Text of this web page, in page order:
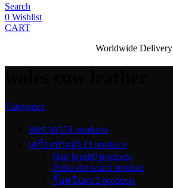
Search
0 Wishlist
CART
Worldwide Delivery
Categories
ลดราคา74 products
เครื่องประดับ11 products
Hair brush0 products
Polka dot scarf1 product
กิ๊บหนีบผม2 products